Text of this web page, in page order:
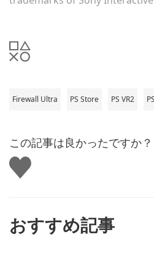
Firewall Ultra PS Store PS VR2
この記事は良かったですか？
い
い
おすすめ記事